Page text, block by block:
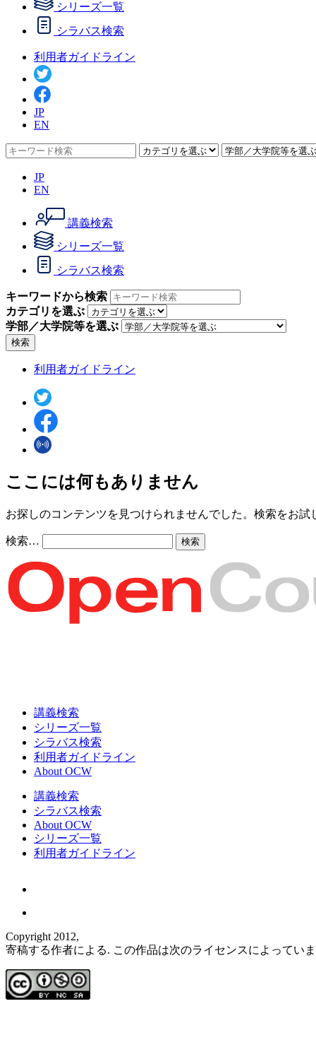
シリーズ一覧
シラバス検索
利用者ガイドライン
JP
EN
JP
EN
講義検索
シリーズ一覧
シラバス検索
キーワードから検索
カテゴリを選ぶ
学部／大学院等を選ぶ
検索
利用者ガイドライン
ここには何もありません
お探しのコンテンツを見つけられませんでした。検索をお試
検索…
講義検索
シリーズ一覧
シラバス検索
利用者ガイドライン
About OCW
講義検索
シラバス検索
About OCW
シリーズ一覧
利用者ガイドライン
Copyright 2012,
寄稿する作者による. この作品は次のライセンスによってい